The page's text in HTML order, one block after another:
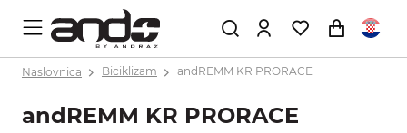
Naslovnica Biciklizam andREMM KR PRORACE
andREMM KR PRORACE